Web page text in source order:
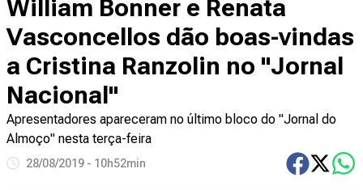
William Bonner e Renata
Vasconcellos dão boas-vindas
a Cristina Ranzolin no "Jornal
Nacional"
Apresentadores apareceram no último bloco do "Jornal do
Almoço" nesta terça-feira
28/08/2019 - 10h52min